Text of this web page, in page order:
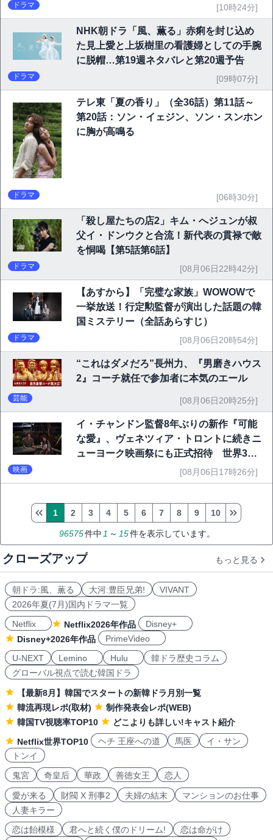
ドラマ [10時24分]
NHK朝ドラ「風、薫る」赤痢を封じ込め
た見上愛と上坂樹里の看護婦としての手腕
に脱帽…第19週ネタバレと第20週予告
ドラマ [09時07分]
テレ東「夏の香り」（全36話）第11話～
第20話：ソン・イェジン、ソン・スンホン
に胸が高鳴る
ドラマ [06時30分]
「殺し屋たちの店2」キム・へジュンが叔
父イ・ドンウクと合流！新代表の貫禄で敵
を恫喝【第5話第6話】
ドラマ [08月06日22時42分]
【あすから】「完璧な家族」WOWOWで
一挙放送！行定勲監督が演出した話題の韓
国ミステリー（全話あらすじ）
ドラマ [08月06日20時54分]
“これはダメだろ”長州力、『男磨きハウス
2』コーチ就任で参加者に本気のエール
芸能 [08月06日20時25分]
イ・チャンドン監督8年ぶりの新作『可能
な愛』、ヴェネツィア・トロントに続きニ
ューヨーク映画祭にも正式招待 世界3大
映画祭で快挙｜Netflix映画
映画 [08月06日17時26分]
96575件中 1 ～ 15件を表示しています。
1 2 3 4 5 6 7 8 9 10
クローズアップ もっと見る
朝ドラ:風、薫る 大河:豊臣兄弟!
VIVANT
2026年夏(7月)国内ドラマ一覧
Netflix
Netflix2026年作品
Disney+
Disney+2026年作品
PrimeVideo
U-NEXT
Lemino Hulu
韓ドラ歴史コラム
グローバル視点で読む韓国ドラ
【最新8月】韓国でスタートの新韓ドラ月別一覧
韓流再現レポ(取材)
制作発表会レポ(WEB)
韓国TV視聴率TOP10
どこよりも詳しい!キャスト紹介
Netflix世界TOP10
ヘチ 王座への道 馬医
イ・サン
トンイ
鬼宮
奇皇后 華政 善徳女王 恋人
愛が来る 財閥 X 刑事2 夫婦の結末
マンションのお仕事
人妻キラー
恋は飴模様
君へと続く僕のドリーム!
恋は命がけ